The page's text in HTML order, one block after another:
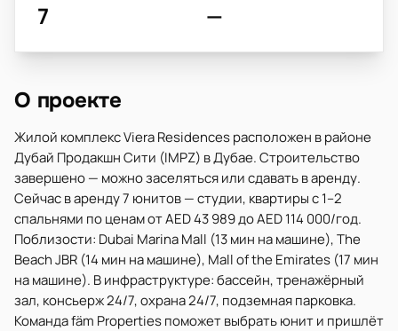
7 —
О проекте
Жилой комплекс Viera Residences расположен в районе
Дубай Продакшн Сити (IMPZ) в Дубае. Строительство
завершено — можно заселяться или сдавать в аренду.
Сейчас в аренду 7 юнитов — студии, квартиры с 1–2
спальнями по ценам от AED 43 989 до AED 114 000/год.
Поблизости: Dubai Marina Mall (13 мин на машине), The
Beach JBR (14 мин на машине), Mall of the Emirates (17 мин
на машине). В инфраструктуре: бассейн, тренажёрный
зал, консьерж 24/7, охрана 24/7, подземная парковка.
Команда fäm Properties поможет выбрать юнит и пришлёт